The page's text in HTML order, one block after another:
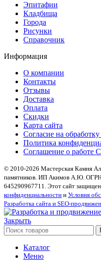
Эпитафии
Кладбища
Города
Рисунки
Справочник
Информация
О компании
Контакты
Отзывы
Доставка
Оплата
Скидки
Карта сайта
Согласие на
Политика
Соглашение о работе
© 2010-2026 Мастерская Камня
памятников. ИП Акимов А.Ю.
645290967711. Этот сайт
конфиденциальности и Условия
Разработка сайта и SEO-
Закрыть
Каталог
Меню